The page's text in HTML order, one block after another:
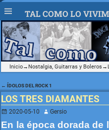
TAL COMO LO
Inicio→ Nostalgia, Guitarras y Boleros →
Navegación de entradas
← ÍDOLOS DEL ROCK 1
LOS TRES DIAMANTES
2020-05-10 Gersio
En la época dorada de